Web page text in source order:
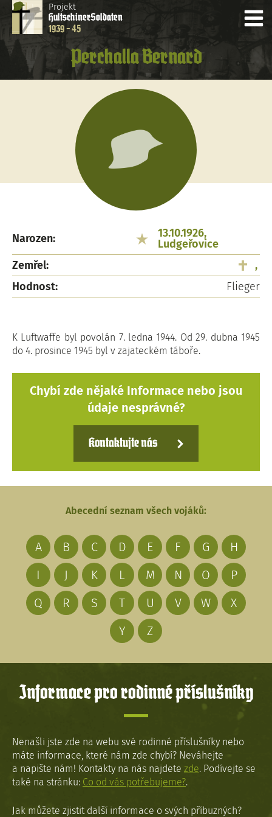
Projekt
HultschinerSoldaten
1939 - 45
Perchalla Bernard
Narozen:
13.10.1926,
Ludgeřovice
Zemřel:
,
Hodnost:
Flieger
K Luftwaffe byl povolán 7. ledna 1944. Od 29. dubna 1945
do 4. prosince 1945 byl v zajateckém táboře.
Chybí zde nějaké Informace nebo jsou
údaje nesprávné?
Kontaktujte nás
Abecední seznam všech vojáků:
A B C D E F G
H
I
J K L M N O
P
Q
R S T U V W
X
Y
Z
Informace pro rodinné příslušníky
Nenašli jste zde na webu své rodinné příslušníky nebo
máte informace, které nám zde chybí? Neváhejte
a napište nám! Kontakty na nás najdete zde. Podívejte se
také na stránku: Co od vás potřebujeme?.
Jak můžete zjistit další informace o svých příbuzných?